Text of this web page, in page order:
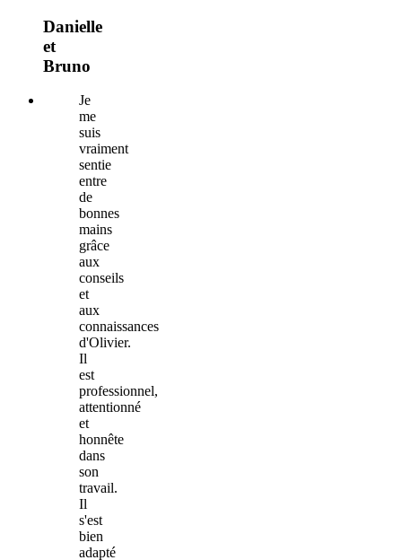
Danielle
et
Bruno
Je
me
suis
vraiment
sentie
entre
de
bonnes
mains
grâce
aux
conseils
et
aux
connaissances
d'Olivier.
Il
est
professionnel,
attentionné
et
honnête
dans
son
travail.
Il
s'est
bien
adapté